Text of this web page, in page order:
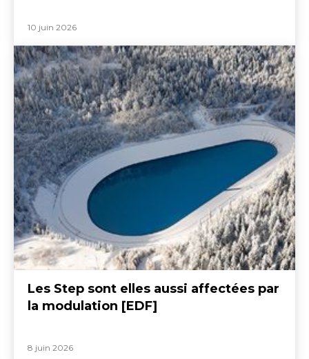
10 juin 2026
Les Step sont elles aussi affectées par
la modulation [EDF]
8 juin 2026